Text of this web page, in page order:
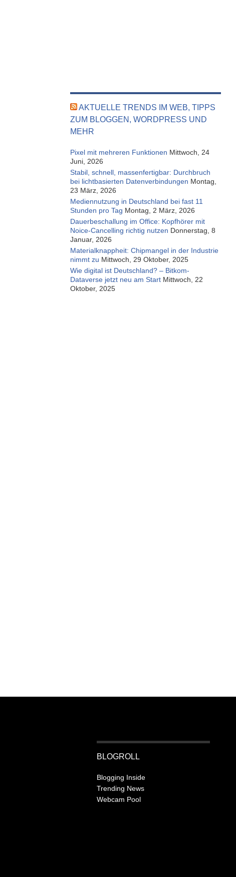
AKTUELLE TRENDS IM WEB, TIPPS
ZUM BLOGGEN, WORDPRESS UND
MEHR
Pixel mit mehreren Funktionen Mittwoch, 24
Juni, 2026
Stabil, schnell, massenfertigbar: Durchbruch
bei lichtbasierten Datenverbindungen Montag,
23 März, 2026
Mediennutzung in Deutschland bei fast 11
Stunden pro Tag Montag, 2 März, 2026
Dauerbeschallung im Office: Kopfhörer mit
Noice-Cancelling richtig nutzen Donnerstag, 8
Januar, 2026
Materialknappheit: Chipmangel in der Industrie
nimmt zu Mittwoch, 29 Oktober, 2025
Wie digital ist Deutschland? – Bitkom-
Dataverse jetzt neu am Start Mittwoch, 22
Oktober, 2025
BLOGROLL
Blogging Inside
Trending News
Webcam Pool